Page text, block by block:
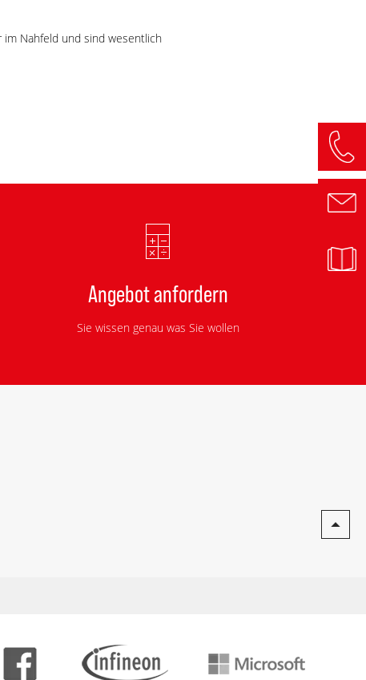
im Nahfeld und sind wesentlich
Angebot anfordern
Sie wissen genau was Sie wollen